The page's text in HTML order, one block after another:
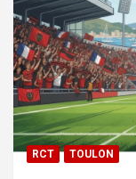
RCT TOULON